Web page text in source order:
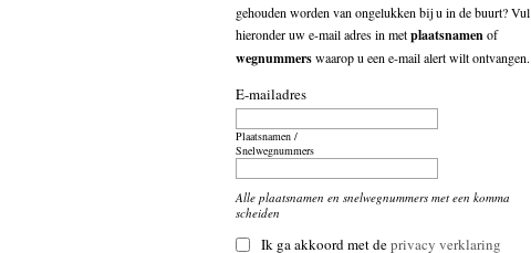
gehouden worden van ongelukken bij u in de buurt? Vul
hieronder uw e-mail adres in metplaatsnamenof
wegnummerswaarop u een e-mail alert wilt ontvangen.
E-mailadres
Plaatsnamen /
Snelwegnummers
Alle plaatsnamen en snelwegnummers met een komma
scheiden
Ik ga akkoord met deprivacy verklaring